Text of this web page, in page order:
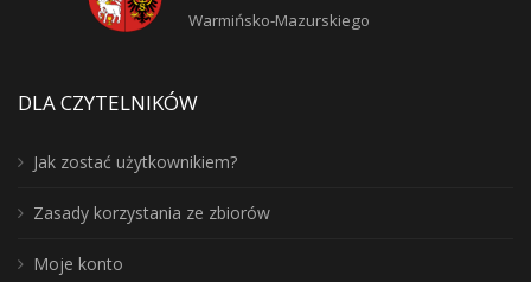
Warmińsko-Mazurskiego
DLA CZYTELNIKÓW
Jak zostać użytkownikiem?
Zasady korzystania ze zbiorów
Moje konto